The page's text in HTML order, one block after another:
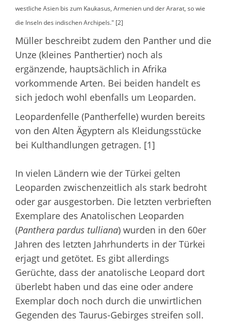
westliche Asien bis zum Kaukasus, Armenien und der Ararat, so wie
die Inseln des indischen Archipels." [2]
Müller beschreibt zudem den Panther und die
Unze (kleines Panthertier) noch als
ergänzende, hauptsächlich in Afrika
vorkommende Arten. Bei beiden handelt es
sich jedoch wohl ebenfalls um Leoparden.
Leopardenfelle (Pantherfelle) wurden bereits
von den Alten Ägyptern als Kleidungsstücke
bei Kulthandlungen getragen. [1]
In vielen Ländern wie der Türkei gelten
Leoparden zwischenzeitlich als stark bedroht
oder gar ausgestorben. Die letzten verbrieften
Exemplare des Anatolischen Leoparden
(Panthera pardus tulliana) wurden in den 60er
Jahren des letzten Jahrhunderts in der Türkei
erjagt und getötet. Es gibt allerdings
Gerüchte, dass der anatolische Leopard dort
überlebt haben und das eine oder andere
Exemplar doch noch durch die unwirtlichen
Gegenden des Taurus-Gebirges streifen soll.